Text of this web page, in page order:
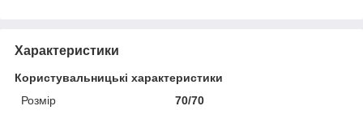
Характеристики
Користувальницькі характеристики
Розмір
70/70